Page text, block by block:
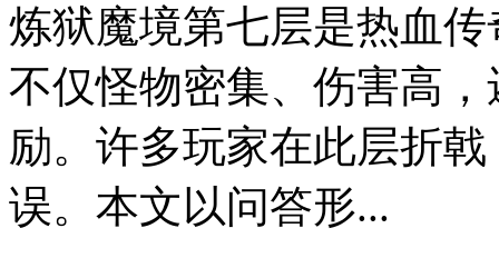
炼狱魔境第七层是热血
不仅怪物密集、伤害高
励。许多玩家在此层折
误。本文以问答形...